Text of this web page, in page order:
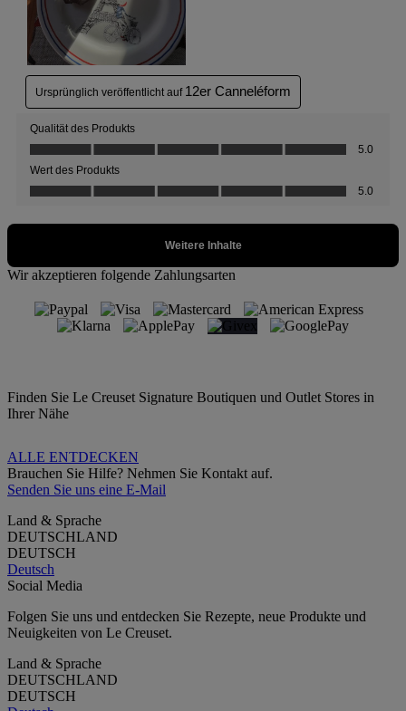
Wir akzeptieren folgende Zahlungsarten
Finden Sie Le Creuset Signature Boutiquen und Outlet Stores in
Ihrer Nähe
ALLE ENTDECKEN
Brauchen Sie Hilfe? Nehmen Sie Kontakt auf.
Senden Sie uns eine E-Mail
Land & Sprache
DEUTSCHLAND
DEUTSCH
Deutsch
Social Media
Folgen Sie uns und entdecken Sie Rezepte, neue Produkte und
Neuigkeiten von Le Creuset.
Land & Sprache
DEUTSCHLAND
DEUTSCH